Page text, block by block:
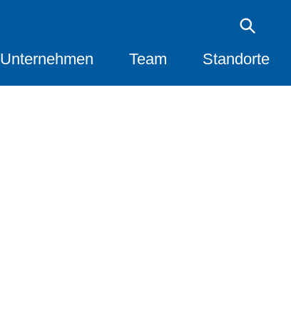
Unternehmen Team Standorte